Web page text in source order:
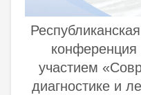
участием
диагностике и